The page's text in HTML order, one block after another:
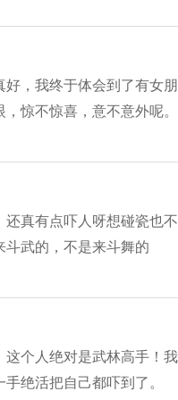
，我终于体会到了有女
惊不惊喜，意不意外呢。
真有点吓人呀想碰瓷也
武的，不是来斗舞的
个人绝对是武林高手！
绝活把自己都吓到了。